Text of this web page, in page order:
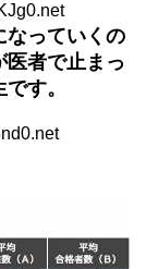
なっていくの
医者で止まっ
す。